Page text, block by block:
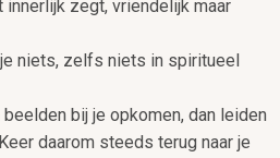
zegt, vriendelijk maar
niets, zelfs niets in spiritueel
bij je opkomen, dan leiden
daarom steeds terug naar je